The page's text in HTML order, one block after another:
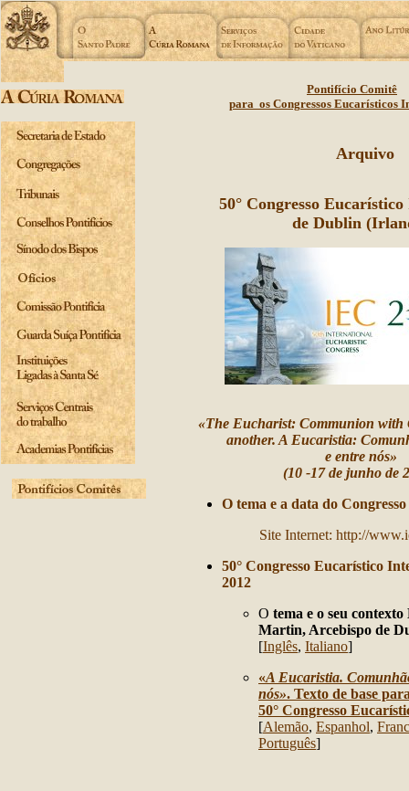
Pontifício Comitê
para os Congressos Eucarísticos
Arquivo
50° Congresso
de Dublin
«The Eucharist: Communion with
another. A Eucaristia:
e entre nós»
(10 -17 de junho de
O tema e a data do Congresso
Site Internet: http://
50° Congresso Eucarístico
2012
O tema e o seu
Martin, Arcebispo de
[Inglês, Italiano]
«A Eucaristia. C
nós». Texto de base
50° Congresso
[Alemão, Espanhol,
Português]